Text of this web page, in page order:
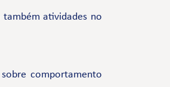
atividades no
comportamento